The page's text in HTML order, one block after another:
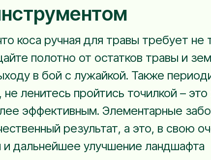
коса ручная для травы требует
полотно от остатков травы и
в бой с лужайкой. Также
не ленитесь пройтись точилкой –
эффективным. Элементарные
результат, а это, в свою
и дальнейшее улучшение ландшафта